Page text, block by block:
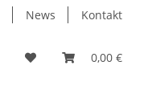
News Kontakt
0,00 €